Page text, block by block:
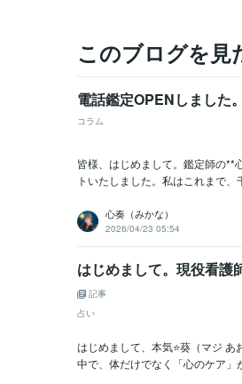
このブログを見
電話鑑定OPENしました。
コラム
皆様、はじめまして。鑑定師の**
トいたしました。私はこれまで
心奏（みかな）
2026/04/23 05:54
はじめまして。現役看護
記事
占い
はじめまして、本気⭐️葵（マジ
中で、体だけでなく「心のケア